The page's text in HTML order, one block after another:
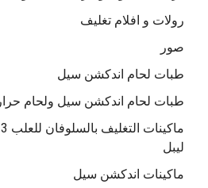
رولات و افلام تغليف
صور
طبات لحام اندكشن سيل
طبات لحام اندكشن سيل ولحام
ليبل
ماكينات اندكشن سيل